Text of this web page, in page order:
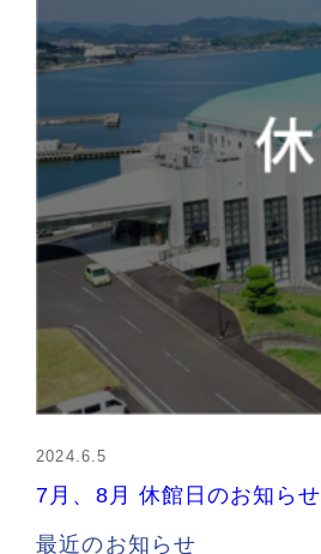
2024.6.5
7月、8月 休館日のお知らせ
最近のお知らせ